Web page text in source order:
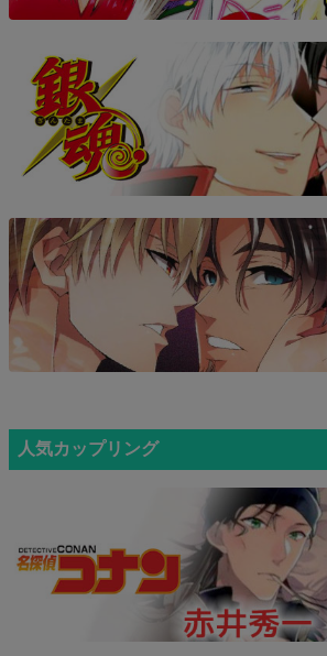
人気カップリング